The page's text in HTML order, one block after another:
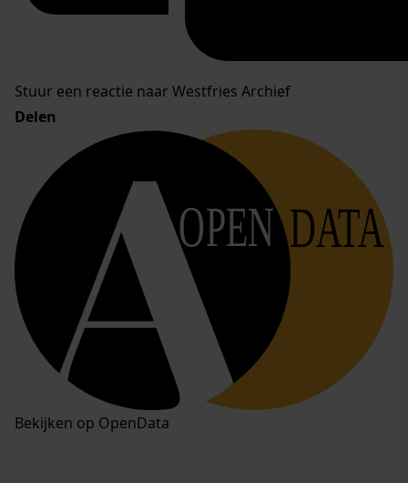
Stuur een reactie naar Westfries Archief
Delen
OPEN DATA
Bekijken op OpenData